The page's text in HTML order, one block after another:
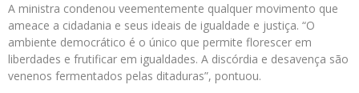
A ministra condenou veementemente qualquer movimento que
ameace a cidadania e seus ideais de igualdade e justiça. “O
ambiente democrático é o único que permite florescer em
liberdades e frutificar em igualdades. A discórdia e desavença são
venenos fermentados pelas ditaduras”, pontuou.